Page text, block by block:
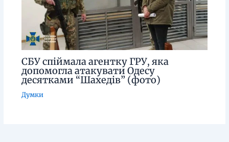
СБУ спіймала агентку ГРУ, яка
допомогла атакувати Одесу
десятками “Шахедів” (фото)
Думки